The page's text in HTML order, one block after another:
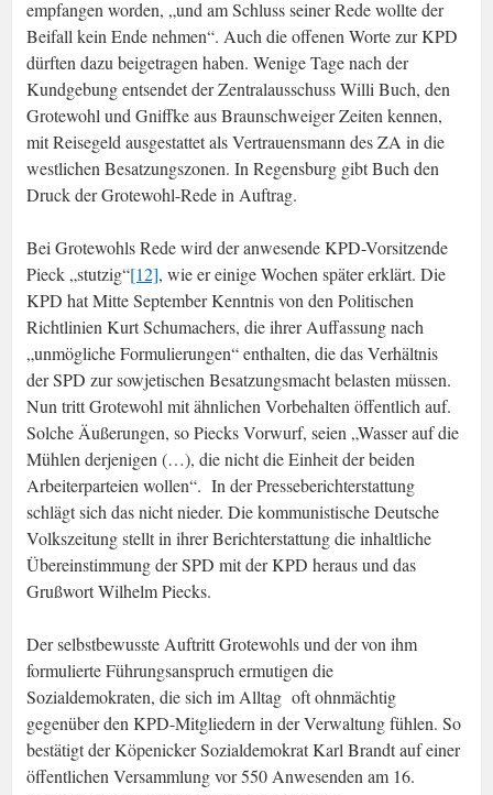
empfangen worden, „und am Schluss seiner Rede wollte der
Beifall kein Ende nehmen“. Auch die offenen Worte zur KPD
dürften dazu beigetragen haben. Wenige Tage nach der
Kundgebung entsendet der Zentralausschuss Willi Buch, den
Grotewohl und Gniffke aus Braunschweiger Zeiten kennen,
mit Reisegeld ausgestattet als Vertrauensmann des ZA in die
westlichen Besatzungszonen. In Regensburg gibt Buch den
Druck der Grotewohl-Rede in Auftrag.
Bei Grotewohls Rede wird der anwesende KPD-Vorsitzende
Pieck „stutzig“[12], wie er einige Wochen später erklärt. Die
KPD hat Mitte September Kenntnis von den Politischen
Richtlinien Kurt Schumachers, die ihrer Auffassung nach
„unmögliche Formulierungen“ enthalten, die das Verhältnis
der SPD zur sowjetischen Besatzungsmacht belasten müssen.
Nun tritt Grotewohl mit ähnlichen Vorbehalten öffentlich auf.
Solche Äußerungen, so Piecks Vorwurf, seien „Wasser auf die
Mühlen derjenigen (…), die nicht die Einheit der beiden
Arbeiterparteien wollen“. In der Presseberichterstattung
schlägt sich das nicht nieder. Die kommunistische Deutsche
Volkszeitung stellt in ihrer Berichterstattung die inhaltliche
Übereinstimmung der SPD mit der KPD heraus und das
Grußwort Wilhelm Piecks.
Der selbstbewusste Auftritt Grotewohls und der von ihm
formulierte Führungsanspruch ermutigen die
Sozialdemokraten, die sich im Alltag oft ohnmächtig
gegenüber den KPD-Mitgliedern in der Verwaltung fühlen. So
bestätigt der Köpenicker Sozialdemokrat Karl Brandt auf einer
öffentlichen Versammlung vor 550 Anwesenden am 16.